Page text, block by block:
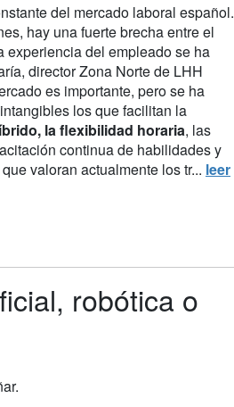
del mercado laboral español.
hay una fuerte brecha entre el
experiencia del empleado se ha
director Zona Norte de LHH
es importante, pero se ha
los que facilitan la
la flexibilidad horaria, las
continua de habilidades y
valoran actualmente los tr... leer
robótica o